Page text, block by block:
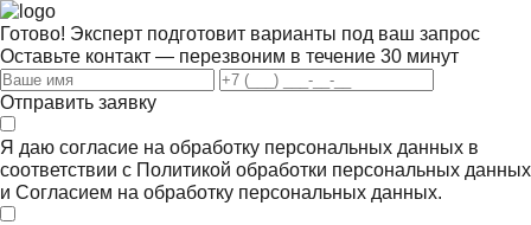
Готово! Эксперт подготовит варианты под ваш запрос
Оставьте контакт — перезвоним в течение 30 минут
Отправить заявку
Я даю согласие на обработку персональных данных в
соответствии с Политикой обработки персональных данных
и Согласием на обработку персональных данных.